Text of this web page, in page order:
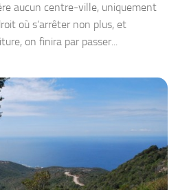
aucun centre-ville, uniquement
où s’arrêter non plus, et
on finira par passer...